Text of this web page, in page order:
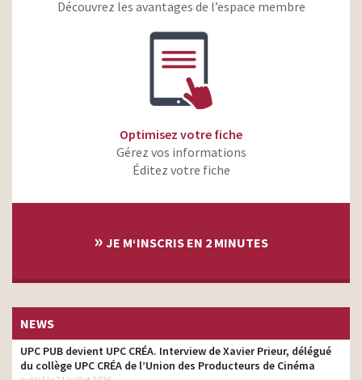
pour Danette – Petites
tv prod
Découvrez les avantages de l’espace membre
Optimisez votre fiche
Gérez vos informations
Éditez votre fiche
» JE M‘INSCRIS EN 2 MINUTES
NEWS
UPC PUB devient UPC CRÉA. Interview de Xavier Prieur, délégué
du collège UPC CRÉA de l’Union des Producteurs de Cinéma